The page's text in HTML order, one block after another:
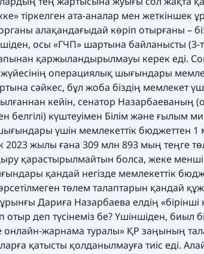
тіркелген ата-аналар мен жеткіншек
алақандағыдай көріп отырғаны –
осы «ГЧП» шартына байланысты
қаржыландырылмауы керек еді.
операциялық шығындары
сәйкес, бұл жоба біздің мемлекет
кейін, сенатор Назарбаеваның
белгілі) күштеуімен Білім және ғылым
үшін мемлекеттік бюджеттен 1
2023 жылы ғана 309 млн 893 мың теңге
қарастырылмайтын болса, жеке
қандай негізде мемлекеттік
төлем талаптарын қандай
Дариға Назарбаева елдің «бірінші
отыр деп түсінеміз бе? Үшіншіден, биыл
жарнама туралы» ҚР заңының
қатысты қолданылмауға тиіс еді.